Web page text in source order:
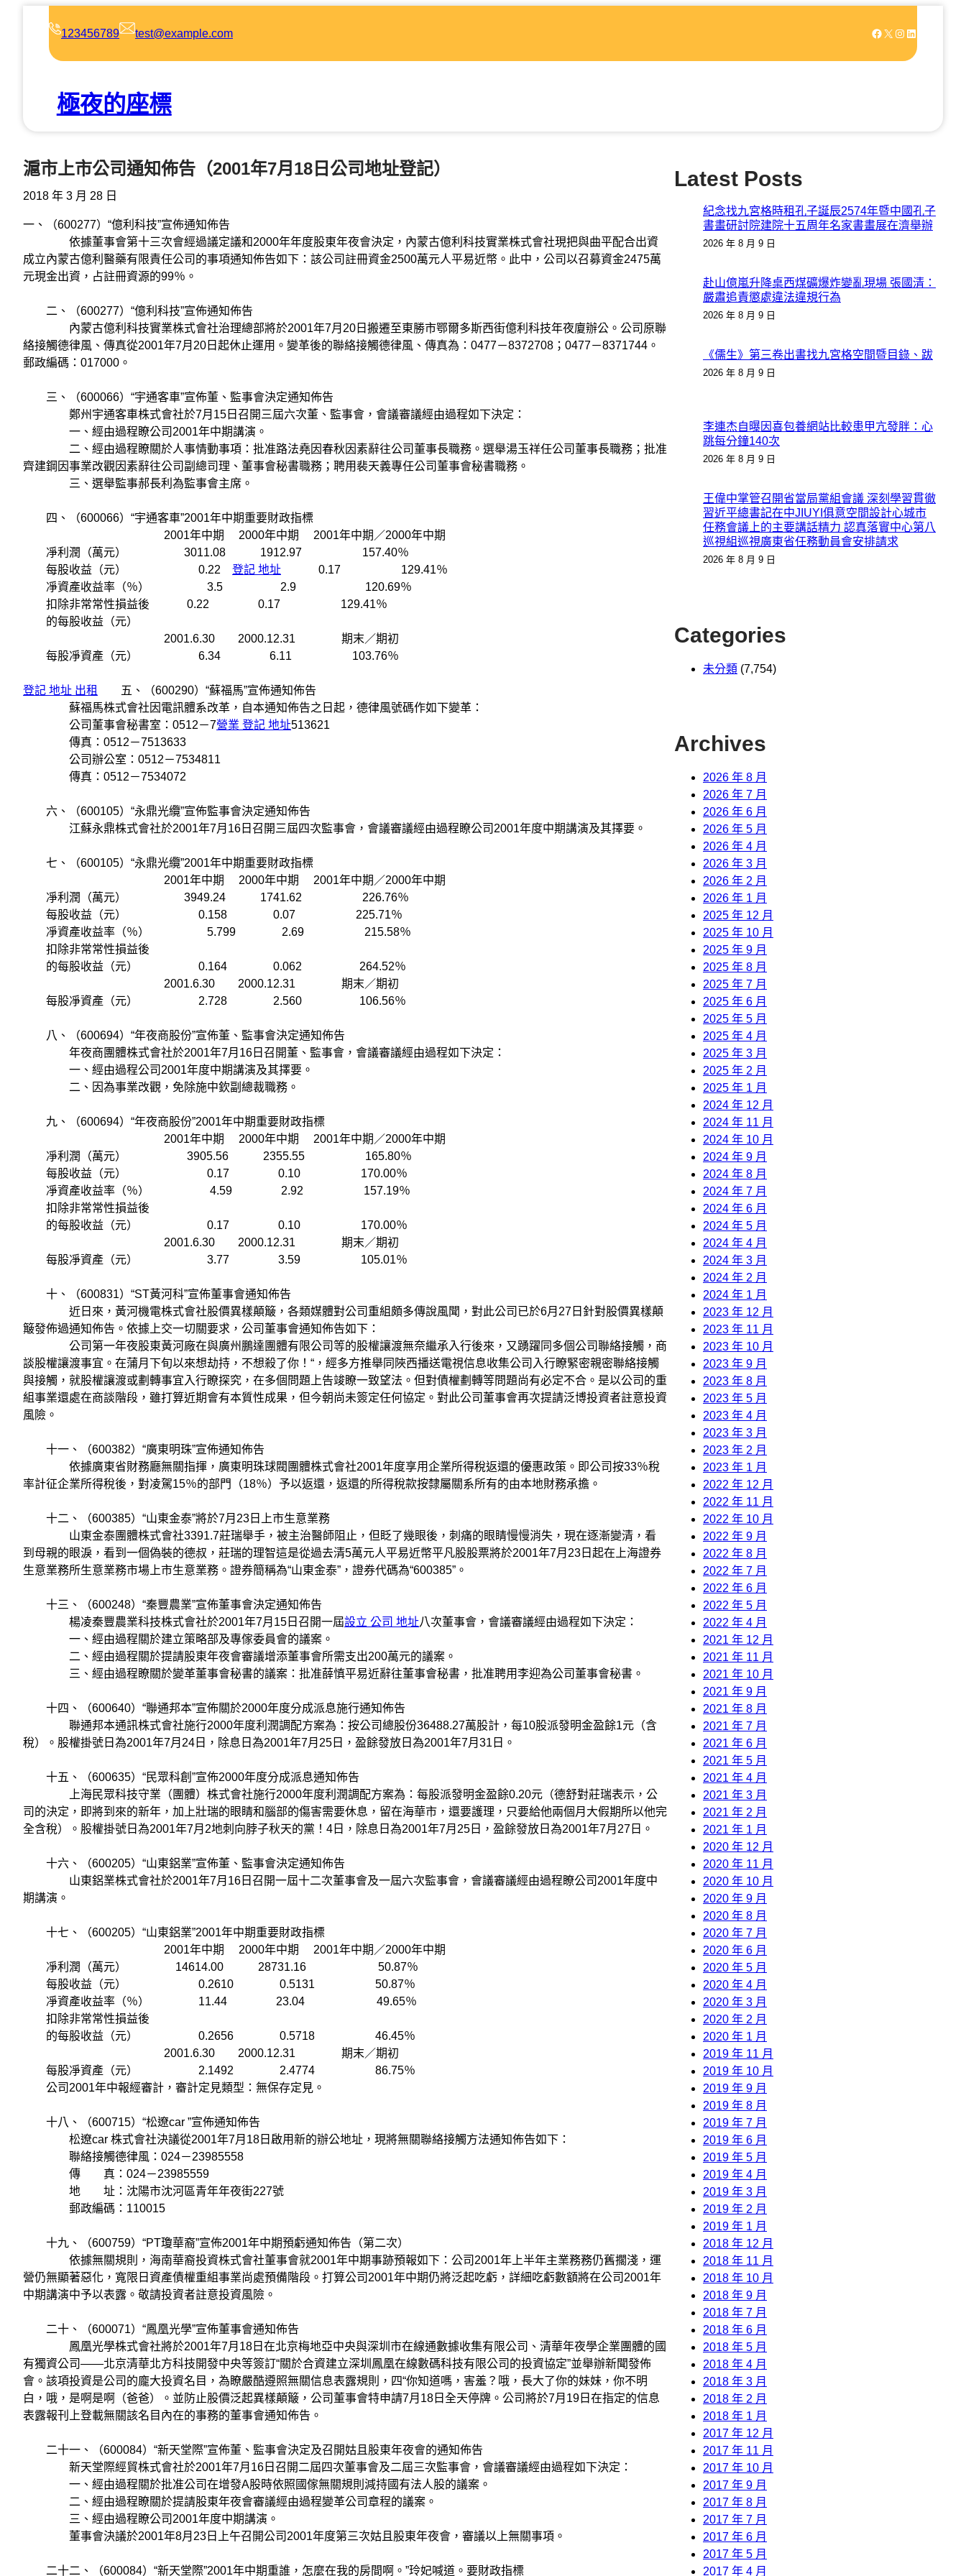
123456789 test@example.com Facebook X Instagram LinkedIn
極夜的座標
滬市上市公司通知佈告（2001年7月18日公司地址登記）
2018 年 3 月 28 日
一、（600277）“億利科技”宣佈通知佈告
依據董事會第十三次會經過議定議和2000年年度股東年夜會決定，內蒙古億利科技實業株式會社現把與曲平配合出資
成立內蒙古億利醫藥有限責任公司的事項通知佈告如下：該公司註冊資金2500萬元人平易近幣。此中，公司以召募資金2475萬
元現金出資，占註冊資源的99％。
二、（600277）“億利科技”宣佈通知佈告
內蒙古億利科技實業株式會社治理總部將於2001年7月20日搬遷至東勝市鄂爾多斯西街億利科技年夜廈辦公。公司原聯
絡接觸德律風、傳真從2001年7月20日起休止運用。變革後的聯絡接觸德律風、傳真為：0477－8372708；0477－8371744。
郵政編碼：017000。
三、（600066）“宇通客車”宣佈董、監事會決定通知佈告
鄭州宇通客車株式會社於7月15日召開三屆六次董、監事會，會議審議經由過程如下決定：
一、經由過程瞭公司2001年中期講演。
二、經由過程瞭關於人事情動事項：批准路法堯因春秋因素辭往公司董事長職務。選舉湯玉祥任公司董事長職務；批准
齊建鋼因事業改觀因素辭往公司副總司理、董事會秘書職務；聘用裴天義專任公司董事會秘書職務。
三、選舉監事郝長利為監事會主席。
四、（600066）“宇通客車”2001年中期重要財政指標
2001年中期 2000年中期 2001年中期／2000年中期
凈利潤（萬元） 3011.08 1912.97 157.40％
每股收益（元） 0.22 登記 地址 0.17 129.41％
凈資產收益率（％） 3.5 2.9 120.69％
扣除非常常性損益後 0.22 0.17 129.41％
的每股收益（元）
2001.6.30 2000.12.31 期末／期初
每股凈資產（元） 6.34 6.11 103.76％
登記 地址 出租
五、（600290）“蘇福馬”宣佈通知佈告
蘇福馬株式會社因電訊體系改革，自本通知佈告之日起，德律風號碼作如下變革：
公司董事會秘書室：0512－7營業 登記 地址513621
傳真：0512－7513633
公司辦公室：0512－7534811
傳真：0512－7534072
六、（600105）“永鼎光纜”宣佈監事會決定通知佈告
江蘇永鼎株式會社於2001年7月16日召開三屆四次監事會，會議審議經由過程瞭公司2001年度中期講演及其擇要。
七、（600105）“永鼎光纜”2001年中期重要財政指標
2001年中期 2000年中期 2001年中期／2000年中期
凈利潤（萬元） 3949.24 1741.62 226.76％
每股收益（元） 0.158 0.07 225.71％
凈資產收益率（％） 5.799 2.69 215.58％
扣除非常常性損益後
的每股收益（元） 0.164 0.062 264.52％
2001.6.30 2000.12.31 期末／期初
每股凈資產（元） 2.728 2.560 106.56％
八、（600694）“年夜商股份”宣佈董、監事會決定通知佈告
年夜商團體株式會社於2001年7月16日召開董、監事會，會議審議經由過程如下決定：
一、經由過程公司2001年度中期講演及其擇要。
二、因為事業改觀，免除施中欽副總裁職務。
九、（600694）“年夜商股份”2001年中期重要財政指標
2001年中期 2000年中期 2001年中期／2000年中期
凈利潤（萬元） 3905.56 2355.55 165.80％
每股收益（元） 0.17 0.10 170.00％
凈資產收益率（％） 4.59 2.92 157.19％
扣除非常常性損益後
的每股收益（元） 0.17 0.10 170.00％
2001.6.30 2000.12.31 期末／期初
每股凈資產（元） 3.77 3.59 105.01％
十、（600831）“ST黃河科”宣佈董事會通知佈告
近日來，黃河機電株式會社股價異樣顛簸，各類媒體對公司重組頗多傳說風聞，對此公司已於6月27日針對股價異樣顛
簸發佈過通知佈告。依據上交一切關要求，公司董事會通知佈告如下：
公司第一年夜股東黃河廠在與廣州鵬達團體有限公司等的股權讓渡無奈繼承入行後來，又踴躍同多個公司聯絡接觸，商
談股權讓渡事宜。在蒲月下旬以來想劫持，不想殺了你！“，經多方推舉同陜西播送電視信息收集公司入行瞭緊密親密聯絡接觸
與接觸，就股權讓渡或劃轉事宜入行瞭探究，在多個問題上告竣瞭一致望法。但對債權劃轉等問題尚有必定不合。是以公司的重
組事業還處在商談階段，雖打算近期會有本質性成果，但今朝尚未簽定任何協定。對此公司董事會再次提請泛博投資者註意投資
風險。
十一、（600382）“廣東明珠”宣佈通知佈告
依據廣東省財務廳無關指揮，廣東明珠球閥團體株式會社2001年度享用企業所得稅返還的優惠政策。即公司按33％稅
率計征企業所得稅後，對凌駕15％的部門（18％）予以返還，返還的所得稅款按隸屬關系所有的由本地財務承擔。
十二、（600385）“山東金泰”將於7月23日上市生意業務
山東金泰團體株式會社3391.7莊瑞舉手，被主治醫師阻止，但眨了幾眼後，刺痛的眼睛慢慢消失，現在逐漸變清，看
到母親的眼淚，看到一個偽裝的德叔，莊瑞的理智這是從過去清5萬元人平易近幣平凡股股票將於2001年7月23日起在上海證券
生意業務所生意業務市場上市生意業務。證券簡稱為“山東金泰”，證券代碼為“600385”。
十三、（600248）“秦豐農業”宣佈董事會決定通知佈告
楊凌秦豐農業科技株式會社於2001年7月15日召開一屆設立 公司 地址八次董事會，會議審議經由過程如下決定：
一、經由過程關於建立策略部及專傢委員會的議案。
二、經由過程關於提請股東年夜會審議增添董事會所需支出200萬元的議案。
三、經由過程瞭關於變革董事會秘書的議案：批准薛慎平易近辭往董事會秘書，批准聘用李迎為公司董事會秘書。
十四、（600640）“聯通邦本”宣佈關於2000年度分成派息施行通知佈告
聯通邦本通訊株式會社施行2000年度利潤調配方案為：按公司總股份36488.27萬股計，每10股派發明金盈餘1元（含
稅）。股權掛號日為2001年7月24日，除息日為2001年7月25日，盈餘發放日為2001年7月31日。
十五、（600635）“民眾科創”宣佈2000年度分成派息通知佈告
上海民眾科技守業（團體）株式會社施行2000年度利潤調配方案為：每股派發明金盈餘0.20元（德舒對莊瑞表示，公
司的決定，即將到來的新年，加上壯瑞的眼睛和腦部的傷害需要休息，留在海華市，還要護理，只要給他兩個月大假期所以他完
全含稅）。股權掛號日為2001年7月2地刺向脖子秋天的黨！4日，除息日為2001年7月25日，盈餘發放日為2001年7月27日。
十六、（600205）“山東鋁業”宣佈董、監事會決定通知佈告
山東鋁業株式會社於2001年7月16日召開一屆十二次董事會及一屆六次監事會，會議審議經由過程瞭公司2001年度中
期講演。
十七、（600205）“山東鋁業”2001年中期重要財政指標
2001年中期 2000年中期 2001年中期／2000年中期
凈利潤（萬元） 14614.00 28731.16 50.87％
每股收益（元） 0.2610 0.5131 50.87％
凈資產收益率（％） 11.44 23.04 49.65％
扣除非常常性損益後
的每股收益（元） 0.2656 0.5718 46.45％
2001.6.30 2000.12.31 期末／期初
每股凈資產（元） 2.1492 2.4774 86.75％
公司2001年中報經審計，審計定見類型：無保存定見。
十八、（600715）“松遼car ”宣佈通知佈告
松遼car 株式會社決議從2001年7月18日啟用新的辦公地址，現將無關聯絡接觸方法通知佈告如下：
聯絡接觸德律風：024－23985558
傳 真：024－23985559
地 址：沈陽市沈河區青年年夜街227號
郵政編碼：110015
十九、（600759）“PT瓊華裔”宣佈2001年中期預虧通知佈告（第二次）
依據無關規則，海南華裔投資株式會社董事會就2001年中期事跡預報如下：公司2001年上半年主業務務仍舊擱淺，運
營仍無顯著惡化，寬限日資產債權重組事業尚處預備階段。打算公司2001年中期仍將泛起吃虧，詳細吃虧數額將在公司2001年
中期講演中予以表露。敬請投資者註意投資風險。
二十、（600071）“鳳凰光學”宣佈董事會通知佈告
鳳凰光學株式會社將於2001年7月18日在北京梅地亞中央與深圳市在線通數據收集有限公司、清華年夜學企業團體的國
有獨資公司——北京清華北方科技開發中央等簽訂“關於合資建立深圳鳳凰在線數碼科技有限公司的投資協定”並舉辦新聞發佈
會。該項投資是公司的龐大投資名目，為瞭嚴酷遵照無關信息表露規則，四“你知道嗎，害羞？哦，長大了你的妹妹，你不明
白，哦，是啊是啊（爸爸）。並防止股價泛起異樣顛簸，公司董事會特申請7月18日全天停牌。公司將於7月19日在指定的信息
表露報刊上登載無關該名目內在的事務的董事會通知佈告。
二十一、（600084）“新天堂際”宣佈董、監事會決定及召開姑且股東年夜會的通知佈告
新天堂際經貿株式會社於2001年7月16日召開二屆四次董事會及二屆三次監事會，會議審議經由過程如下決定：
一、經由過程關於批准公司在增發A股時依照國傢無關規則減持國有法人股的議案。
二、經由過程瞭關於提請股東年夜會審議經由過程變革公司章程的議案。
三、經由過程瞭公司2001年度中期講演。
董事會決議於2001年8月23日上午召開公司2001年度第三次姑且股東年夜會，審議以上無關事項。
二十二、（600084）“新天堂際”2001年中期重誰，怎麼在我的房間啊。”玲妃喊道。要財政指標
Latest Posts
紀念找九宮格時租孔子誕辰2574年暨中國孔子
書畫研討院建院十五周年名家書畫展在濟舉辦
2026 年 8 月 9 日
赴山億嵐升降桌西煤礦爆炸變亂現場 張國清：
嚴肅追責懲處違法違規行為
2026 年 8 月 9 日
《儒生》第三卷出書找九宮格空間暨目錄、跋
2026 年 8 月 9 日
李連杰自曝因喜包養網站比較患甲亢發胖：心
跳每分鐘140次
2026 年 8 月 9 日
王偉中掌管召開省當局黨組會議 深刻學習貫徹
習近平總書記在中JIUYI俱意空間設計心城市
任務會議上的主要講話精力 認真落實中心第八
巡視組巡視廣東省任務動員會安排請求
2026 年 8 月 9 日
Categories
未分類 (7,754)
Archives
2026 年 8 月
2026 年 7 月
2026 年 6 月
2026 年 5 月
2026 年 4 月
2026 年 3 月
2026 年 2 月
2026 年 1 月
2025 年 12 月
2025 年 10 月
2025 年 9 月
2025 年 8 月
2025 年 7 月
2025 年 6 月
2025 年 5 月
2025 年 4 月
2025 年 3 月
2025 年 2 月
2025 年 1 月
2024 年 12 月
2024 年 11 月
2024 年 10 月
2024 年 9 月
2024 年 8 月
2024 年 7 月
2024 年 6 月
2024 年 5 月
2024 年 4 月
2024 年 3 月
2024 年 2 月
2024 年 1 月
2023 年 12 月
2023 年 11 月
2023 年 10 月
2023 年 9 月
2023 年 8 月
2023 年 5 月
2023 年 4 月
2023 年 3 月
2023 年 2 月
2023 年 1 月
2022 年 12 月
2022 年 11 月
2022 年 10 月
2022 年 9 月
2022 年 8 月
2022 年 7 月
2022 年 6 月
2022 年 5 月
2022 年 4 月
2021 年 12 月
2021 年 11 月
2021 年 10 月
2021 年 9 月
2021 年 8 月
2021 年 7 月
2021 年 6 月
2021 年 5 月
2021 年 4 月
2021 年 3 月
2021 年 2 月
2021 年 1 月
2020 年 12 月
2020 年 11 月
2020 年 10 月
2020 年 9 月
2020 年 8 月
2020 年 7 月
2020 年 6 月
2020 年 5 月
2020 年 4 月
2020 年 3 月
2020 年 2 月
2020 年 1 月
2019 年 11 月
2019 年 10 月
2019 年 9 月
2019 年 8 月
2019 年 7 月
2019 年 6 月
2019 年 5 月
2019 年 4 月
2019 年 3 月
2019 年 2 月
2019 年 1 月
2018 年 12 月
2018 年 11 月
2018 年 10 月
2018 年 9 月
2018 年 7 月
2018 年 6 月
2018 年 5 月
2018 年 4 月
2018 年 3 月
2018 年 2 月
2018 年 1 月
2017 年 12 月
2017 年 11 月
2017 年 10 月
2017 年 9 月
2017 年 8 月
2017 年 7 月
2017 年 6 月
2017 年 5 月
2017 年 4 月